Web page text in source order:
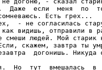
Даже  если  меня  по
Есть грех...
- не согласилась
видишь, отправили в
людей. Мой старик
скажем, завтра ты
догонишь. Никуда
Но  тут  вмешалась  в